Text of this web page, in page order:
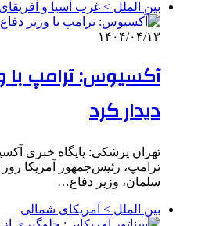
بین الملل > غرب آسیا و
۱۴۰۴/۰۴/۱۳
آکسیوس: ترامپ با
دیدار کرد
تهران پزشکی: پایگاه خبری
ترامپ، رئیس‌جمهور آمریکا روز
سلمان، وزیر دفاع…
بین الملل > آمریکای شمالی